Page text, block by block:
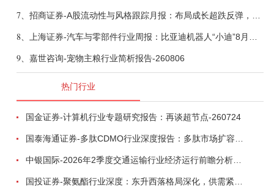
7、
8、
9、 嘉世咨询-宠物主粮行业简析报告-260806
热门行业
国金证券-计算机行业专题研究报告：再谈超节点-260724
中银国际-2026年2季度交通运输行业经济运行前瞻分析：地缘冲突致航运和航空景气度分化，交通基础设施板块总体呈现稳健特征-260724